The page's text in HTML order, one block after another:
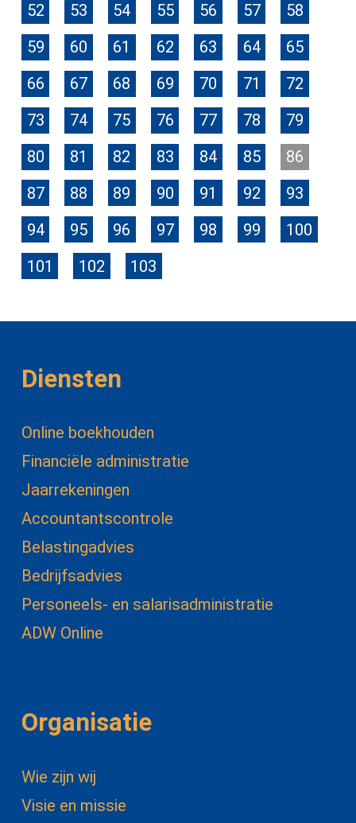
52
53 54 55 56 57
58
59
60 61 62 63 64
65
66
67 68 69 70 71
72
73
74 75 76 77 78
79
80
81 82 83 84 85
86
87
88 89 90 91 92
93
94
95 96 97 98 99
100
101
102 103
Diensten
Online boekhouden
Financiële administratie
Jaarrekeningen
Accountantscontrole
Belastingadvies
Bedrijfsadvies
Personeels- en salarisadministratie
ADW Online
Organisatie
Wie zijn wij
Visie en missie